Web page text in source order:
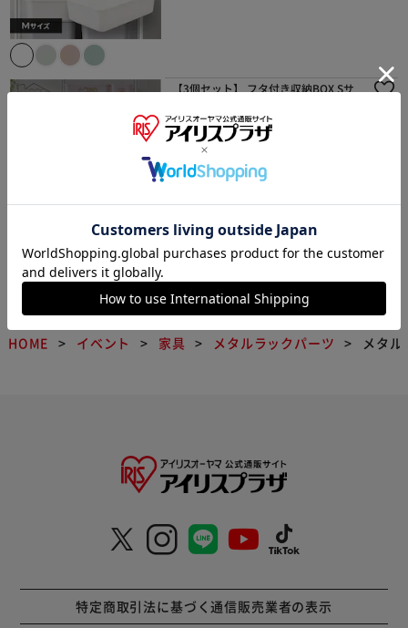
【3個セット】 フタ付き収納BOX Sサ
みっコぐらし CFTB-29
イチオシ
¥2,280
22ポイント(1倍)
(8)
HOME イベント 家具 メタルラックパーツ メタ
特定商取引法に基づく通信販売業者の表示